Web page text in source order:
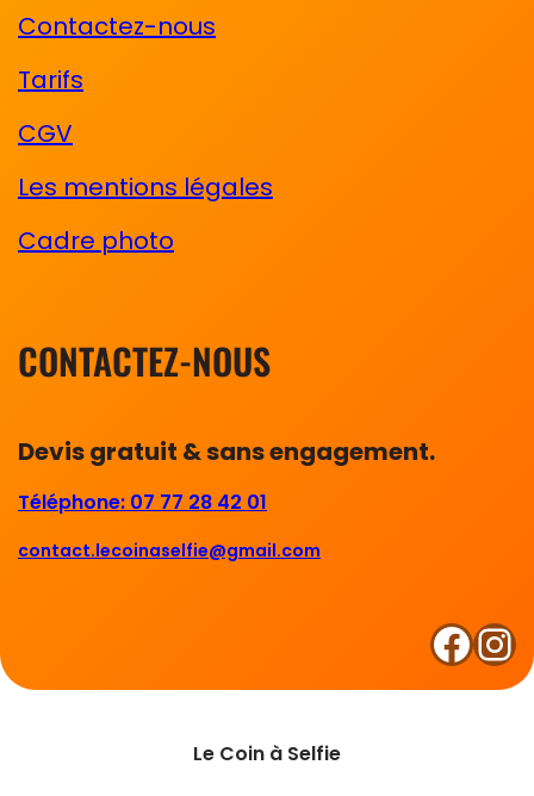
Contactez-nous
Tarifs
CGV
Les mentions légales
Cadre photo
CONTACTEZ-NOUS
Devis gratuit & sans engagement.
Téléphone: 07 77 28 42 01
contact.lecoinaselfie@gmail.com
Facebook Instagram
Le Coin à Selfie